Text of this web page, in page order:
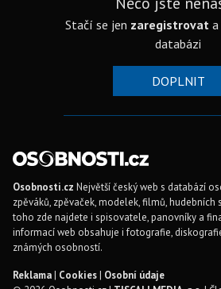
Stačí se jen zaregistrovat
databázi
DOPLNIT
Osobnosti.cz Největší český web s databází
zpěváků, zpěvaček, modelek, filmů, hudebních
toho zde najdete i spisovatele, panovníky a
informací web obsahuje i fotografie,
známých osobností.
Reklama| Cookies| Osobní údaje